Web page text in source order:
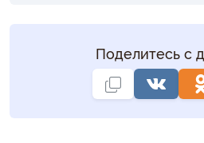
Поделитесь с